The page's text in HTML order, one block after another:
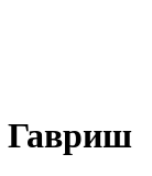
Гавриш